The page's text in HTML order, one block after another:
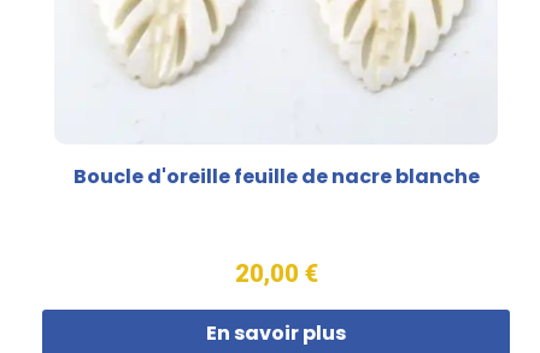
Boucle d'oreille feuille de nacre blanche
20,00 €
En savoir plus